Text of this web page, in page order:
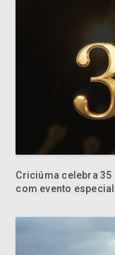
Criciúma celebra 35
com evento